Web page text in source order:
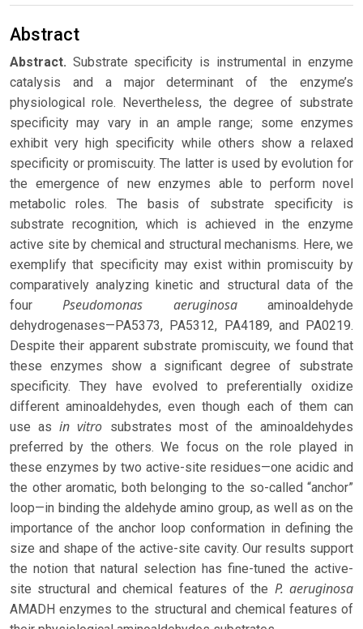
Abstract
Abstract. Substrate specificity is instrumental in enzyme
catalysis and a major determinant of the enzyme’s
physiological role. Nevertheless, the degree of substrate
specificity may vary in an ample range; some enzymes
exhibit very high specificity while others show a relaxed
specificity or promiscuity. The latter is used by evolution for
the emergence of new enzymes able to perform novel
metabolic roles. The basis of substrate specificity is
substrate recognition, which is achieved in the enzyme
active site by chemical and structural mechanisms. Here, we
exemplify that specificity may exist within promiscuity by
comparatively analyzing kinetic and structural data of the
fourPseudomonas aeruginosaaminoaldehyde
dehydrogenases—PA5373, PA5312, PA4189, and PA0219.
Despite their apparent substrate promiscuity, we found that
these enzymes show a significant degree of substrate
specificity. They have evolved to preferentially oxidize
different aminoaldehydes, even though each of them can
use asin vitro substrates most of the aminoaldehydes
preferred by the others. We focus on the role played in
these enzymes by two active-site residues—one acidic and
the other aromatic, both belonging to the so-called “anchor”
loop—in binding the aldehyde amino group, as well as on the
importance of the anchor loop conformation in defining the
size and shape of the active-site cavity. Our results support
the notion that natural selection has fine-tuned the active-
site structural and chemical features of the P. aeruginosa
AMADH enzymes to the structural and chemical features of